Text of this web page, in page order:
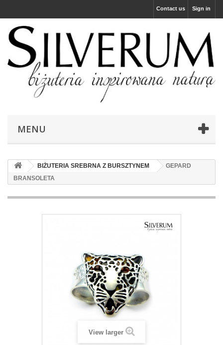
Sign in
Contact us
MENU
BIŻUTERIA SREBRNA Z BURSZTYNEM
GEPARD
BRANSOLETA
View larger